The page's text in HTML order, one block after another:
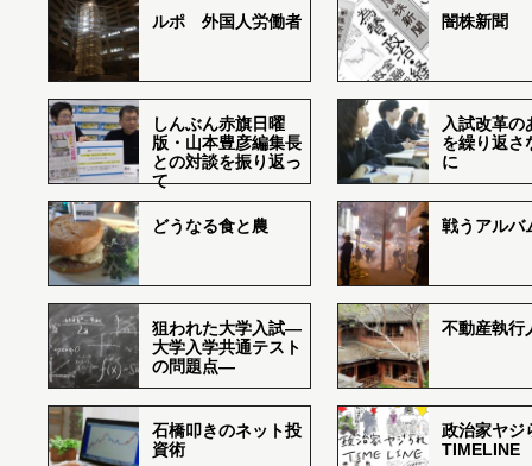
ルポ 外国人労働者 闇株新聞
しんぶん赤旗日曜
版・山本豊彦編集長
との対談を振り返っ
て
入試改革の
を繰り返さ
に
どうなる食と農 戦うアルバ
狙われた大学入試―
大学入学共通テスト
の問題点―
不動産執行
石橋叩きのネット投
資術
政治家ヤジ
TIMELINE